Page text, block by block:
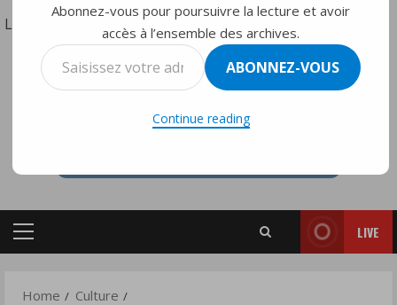
Lire la suite
Les
gangs
en
preuve
causant
RTVMFMY+
Primary
LIVE
Home
Culture
Abonnez-vous pour poursuivre la lecture et avoir
accès à l’ensemble des archives.
Saisissez
votre
ABONNEZ-VOUS
Continue reading